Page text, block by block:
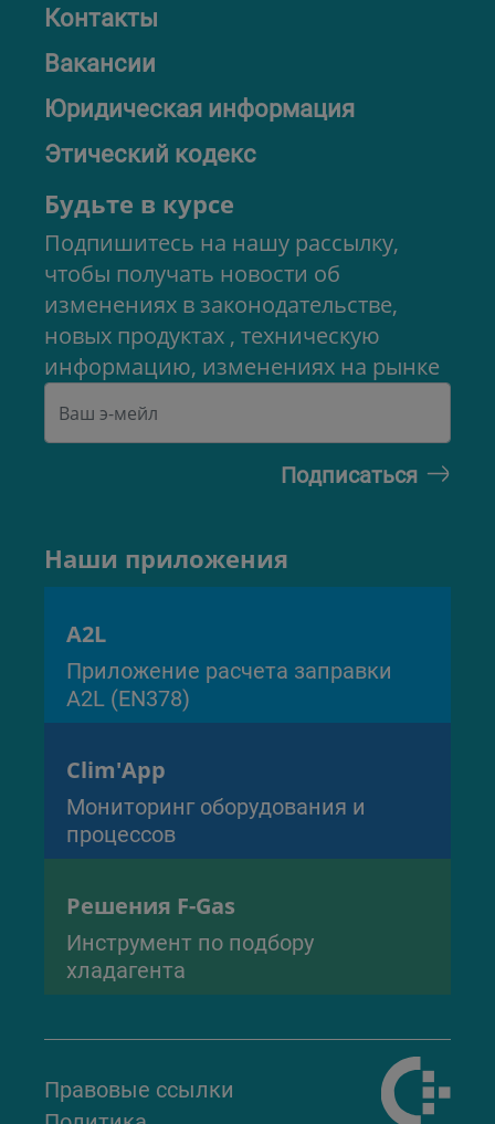
Контакты
Вакансии
Юридическая информация
Этический кодекс
Будьте в курсе
Подпишитесь на нашу рассылку,
чтобы получать новости об
изменениях в законодательстве,
новых продуктах , техническую
информацию, изменениях на рынке
Наши приложения
A2L
Приложение расчета заправки
A2L (EN378)
Clim'App
Мониторинг оборудования и
процессов
Решения F-Gas
Инструмент по подбору
хладагента
Правовые ссылки